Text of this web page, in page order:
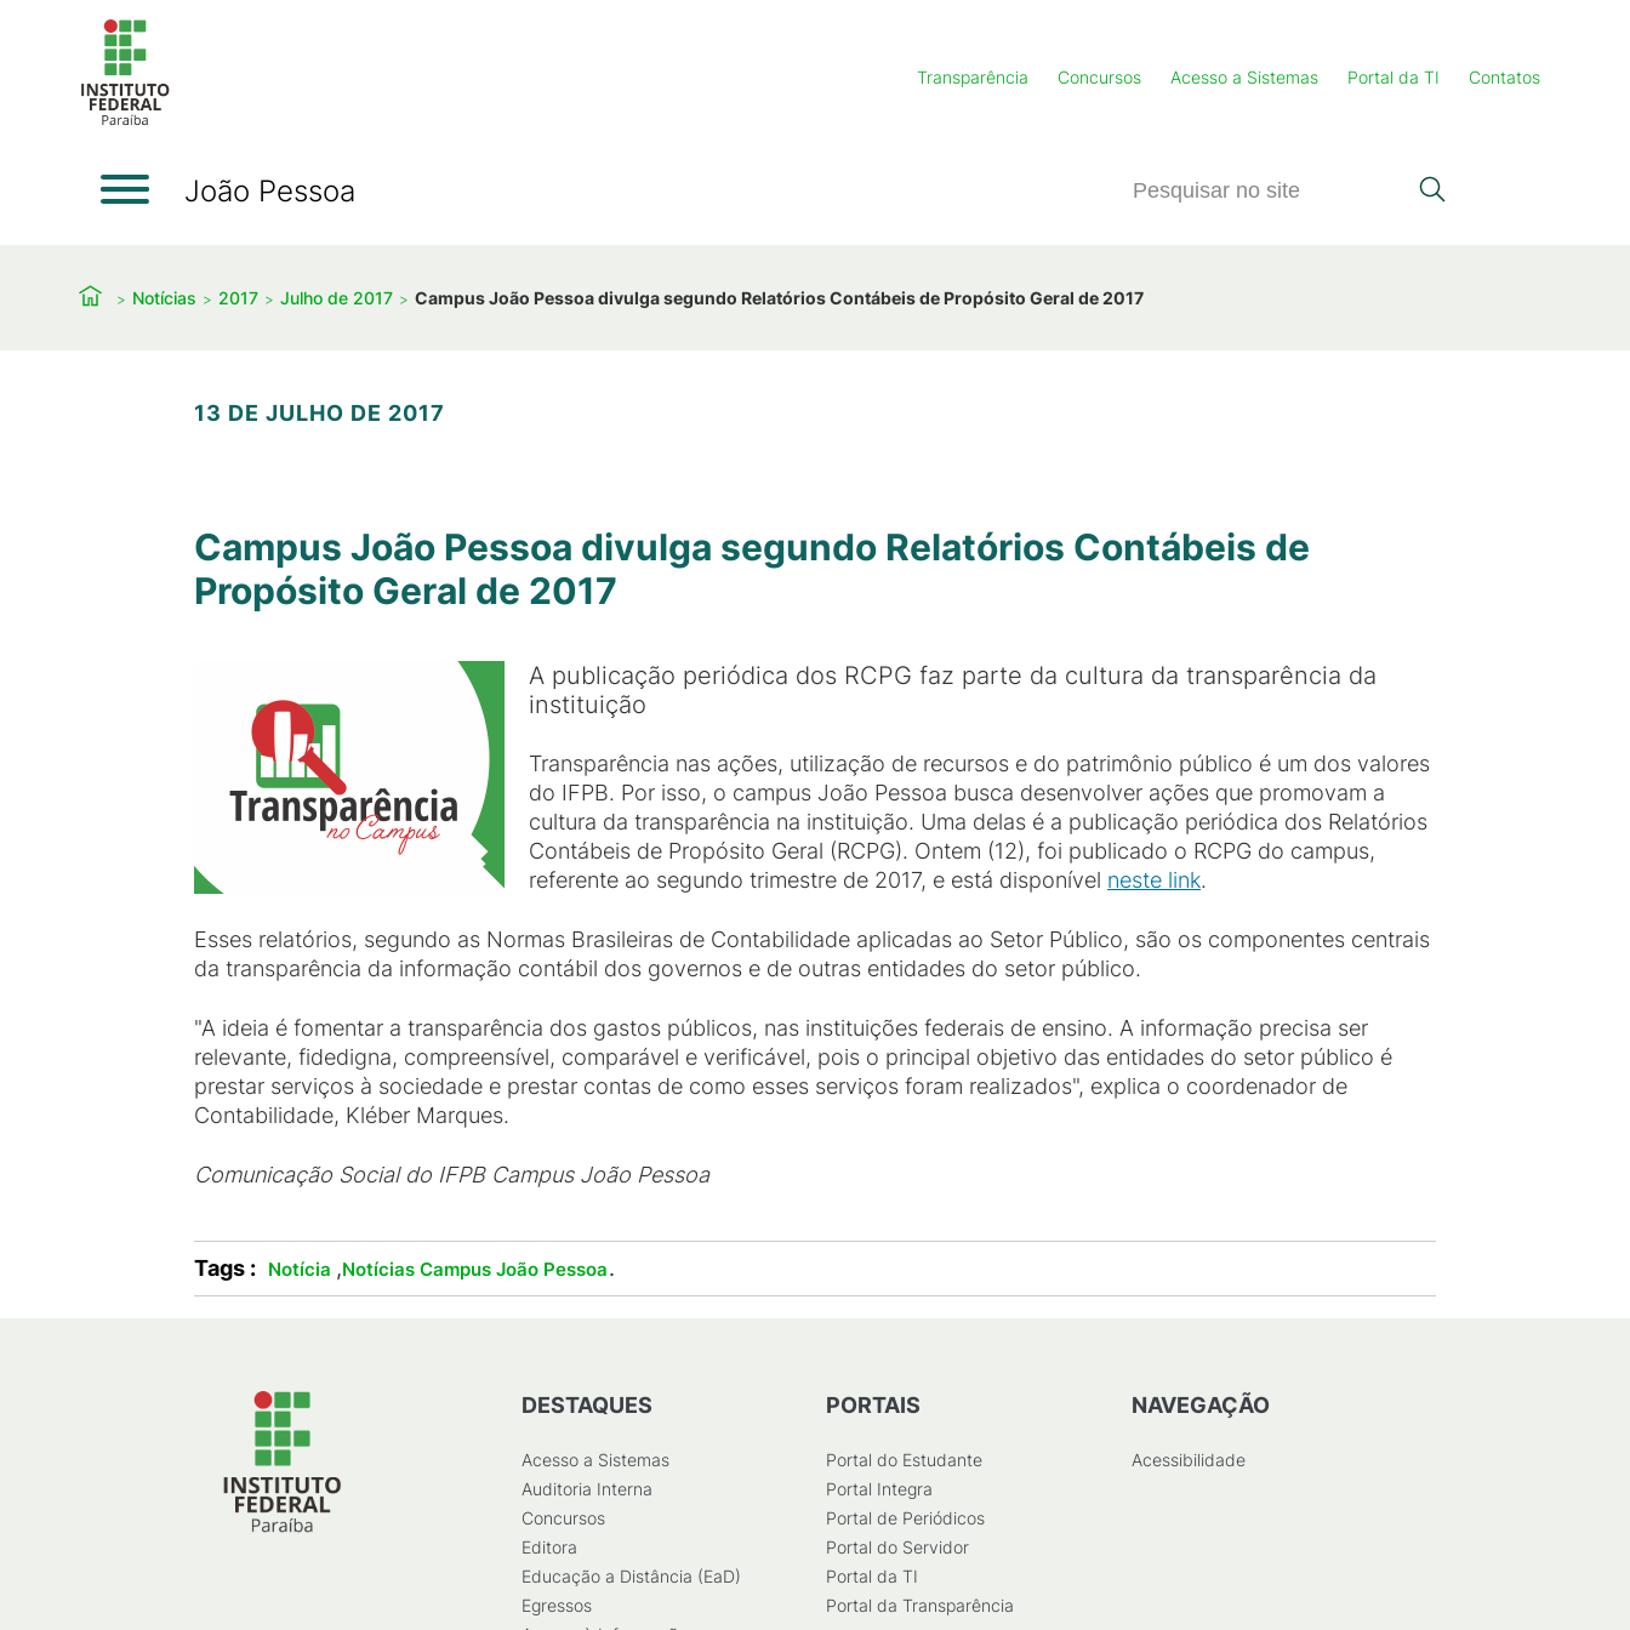
Transparência Concursos Acesso a Sistemas Portal da TI Contatos
João Pessoa
Notícias 2017 Julho de 2017 Campus João Pessoa divulga segundo Relatórios Contábeis de Propósito Geral de 2017
13 DE JULHO DE 2017
Campus João Pessoa divulga segundo Relatórios Contábeis de
Propósito Geral de 2017
A publicação periódica dos RCPG faz parte da cultura da transparência da
instituição
Transparência nas ações, utilização de recursos e do patrimônio público é um dos valores
do IFPB. Por isso, o campus João Pessoa busca desenvolver ações que promovam a
cultura da transparência na instituição. Uma delas é a publicação periódica dos Relatórios
Contábeis de Propósito Geral (RCPG). Ontem (12), foi publicado o RCPG do campus,
referente ao segundo trimestre de 2017, e está disponível neste link.
Esses relatórios, segundo as Normas Brasileiras de Contabilidade aplicadas ao Setor Público, são os componentes centrais
da transparência da informação contábil dos governos e de outras entidades do setor público.
"A ideia é fomentar a transparência dos gastos públicos, nas instituições federais de ensino. A informação precisa ser
relevante, fidedigna, compreensível, comparável e verificável, pois o principal objetivo das entidades do setor público é
prestar serviços à sociedade e prestar contas de como esses serviços foram realizados", explica o coordenador de
Contabilidade, Kléber Marques.
Comunicação Social do IFPB Campus João Pessoa
Tags : Notícia ,Notícias Campus João Pessoa.
DESTAQUES
Acesso a Sistemas
Auditoria Interna
Concursos
Editora
Educação a Distância (EaD)
Egressos
PORTAIS
Portal do Estudante
Portal Integra
Portal de Periódicos
Portal do Servidor
Portal da TI
Portal da Transparência
NAVEGAÇÃO
Acessibilidade